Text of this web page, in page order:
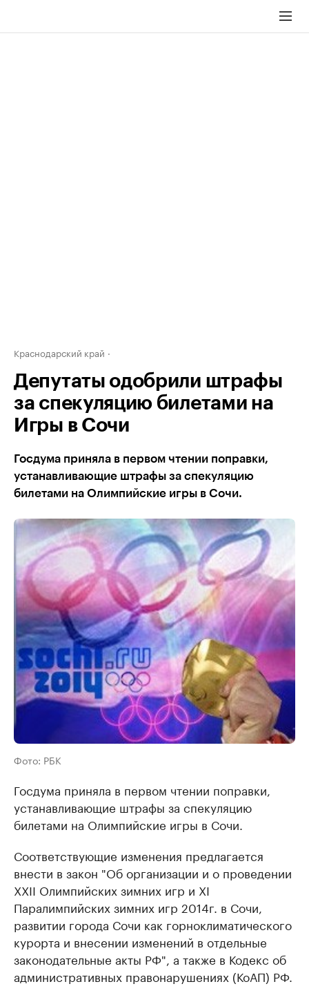
Краснодарский край
Депутаты одобрили штрафы
за спекуляцию билетами на
Игры в Сочи
Госдума приняла в первом чтении поправки,
устанавливающие штрафы за спекуляцию
билетами на Олимпийские игры в Сочи.
Фото: РБК
Госдума приняла в первом чтении поправки,
устанавливающие штрафы за спекуляцию
билетами на Олимпийские игры в Сочи.
Соответствующие изменения предлагается
внести в закон "Об организации и о проведении
XXII Олимпийских зимних игр и XI
Паралимпийских зимних игр 2014г. в Сочи,
развитии города Сочи как горноклиматического
курорта и внесении изменений в отдельные
законодательные акты РФ", а также в Кодекс об
административных правонарушениях (КоАП) РФ.